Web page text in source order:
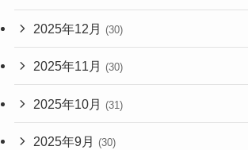
2025年12月 (30)
2025年11月 (30)
2025年10月 (31)
2025年9月 (30)